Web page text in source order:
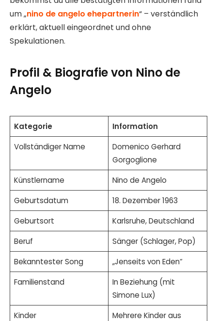
um „nino de angelo ehepartnerin“ – verständlich
erklärt, aktuell eingeordnet und ohne
Spekulationen.
Profil & Biografie von Nino de
Angelo
Kategorie
Information
Vollständiger Name
Domenico Gerhard
Gorgoglione
Künstlername
Nino de Angelo
Geburtsdatum
18. Dezember 1963
Geburtsort
Karlsruhe, Deutschland
Beruf
Sänger (Schlager, Pop)
Bekanntester Song
„Jenseits von Eden“
Familienstand
In Beziehung (mit
Simone Lux)
Kinder
Mehrere Kinder aus